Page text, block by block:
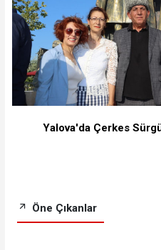
Yalova'da Çerkes
Öne Çıkanlar